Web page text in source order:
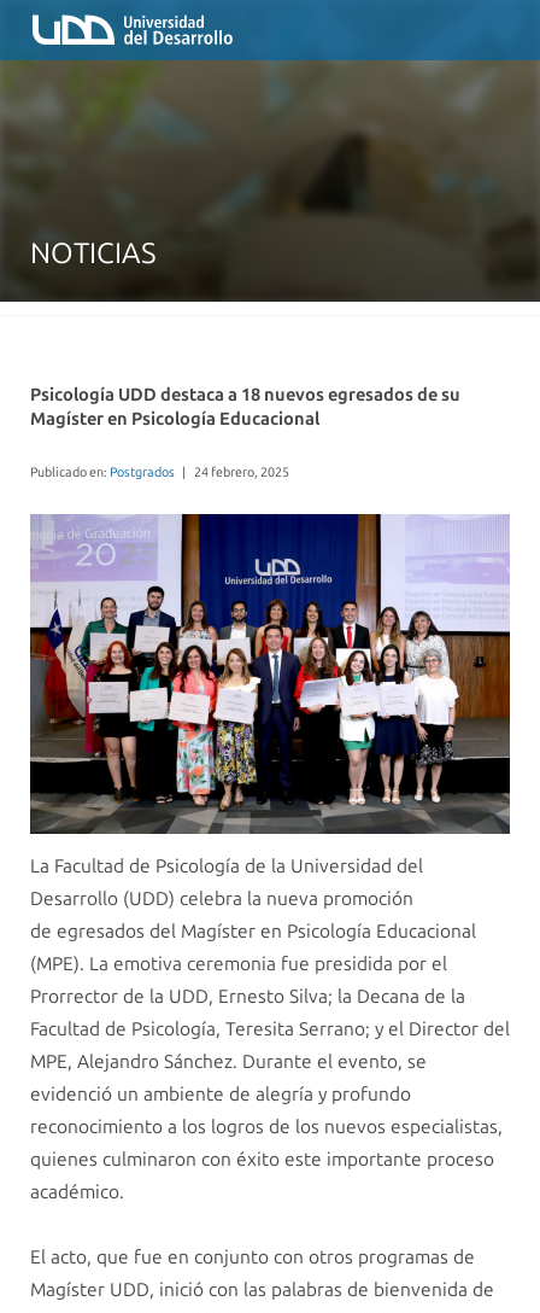
NOTICIAS
Psicología UDD destaca a 18 nuevos egresados de su
Magíster en Psicología Educacional
Publicado en: Postgrados | 24 febrero, 2025
La Facultad de Psicología de la Universidad del
Desarrollo (UDD) celebra la nueva promoción
de egresados del Magíster en Psicología Educacional
(MPE). La emotiva ceremonia fue presidida por el
Prorrector de la UDD, Ernesto Silva; la Decana de la
Facultad de Psicología, Teresita Serrano; y el Director del
MPE, Alejandro Sánchez. Durante el evento, se
evidenció un ambiente de alegría y profundo
reconocimiento a los logros de los nuevos especialistas,
quienes culminaron con éxito este importante proceso
académico.
El acto, que fue en conjunto con otros programas de
Magíster UDD, inició con las palabras de bienvenida de